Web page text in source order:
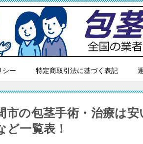
シー 特定商取引法に基づく表記
市の包茎手術・治療は
ど一覧表！